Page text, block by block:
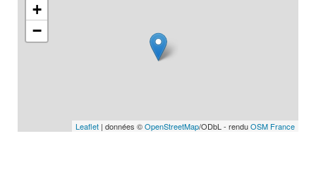
+
−
Leaflet | données ©OpenStreetMap/ODbL - renduOSM France